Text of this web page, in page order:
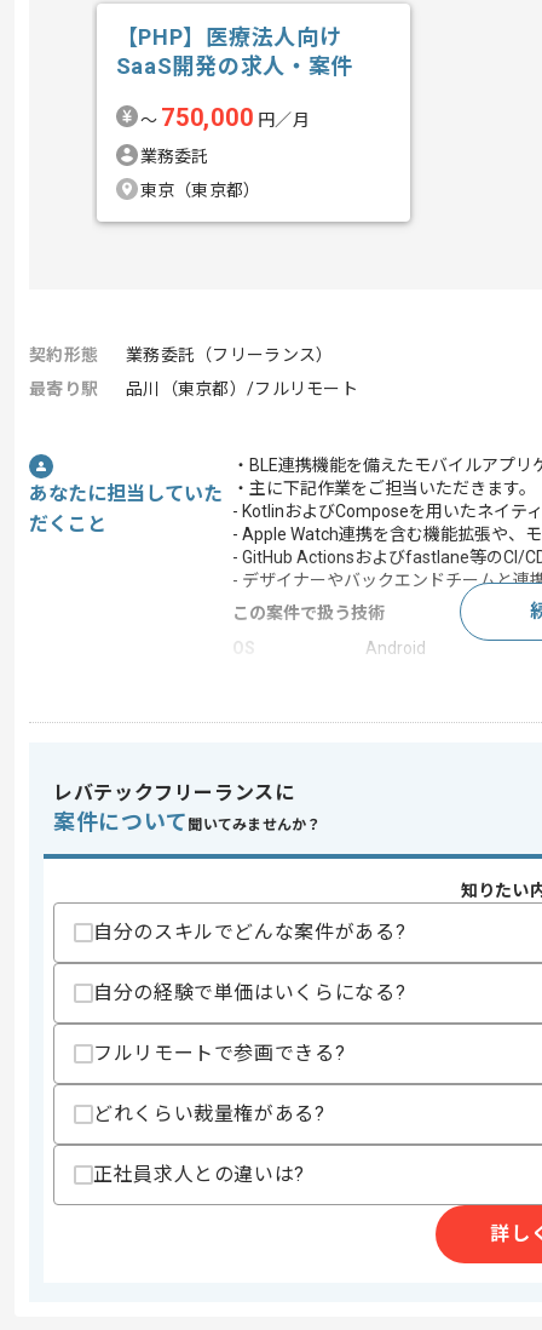
【PHP】医療法人向け
SaaS開発の求人・案件
〜 750,000 円／月
業務委託
東京（東京都）
契約形態
業務委託（フリーランス）
最寄り駅
品川（東京都）/フルリモート
あなたに担当していた
だくこと
・BLE連携機能を備えたモバイルアプ
・主に下記作業をご担当いただきます。
- KotlinおよびComposeを用いたネイテ
- Apple Watch連携を含む機能拡張や、
- GitHub Actionsおよびfastlane等のCI/
- デザイナーやバックエンドチームと連
この案件で扱う技術
OS
Android
この案件のポイント
担当領域/システ
スキル
求めるスキル
・BLE連携機能の開発、実装実務経験
・GitおよびGitHubを利用したチーム開
・CI/CDツールを用いた保守、改善の実
歓迎スキル
・Apple Watch向けアプリの開発経験
スキルに不安がある方へ
上記に似た経験やスキルをお持ちであれば
レバテックフリーランスに
案件について 聞いてみませんか？
知りたい
自分のスキルでどんな案件がある?
自分の経験で単価はいくらになる?
フルリモートで参画できる?
どれくらい裁量権がある?
正社員求人との違いは?
詳し